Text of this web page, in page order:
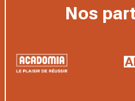
Nos